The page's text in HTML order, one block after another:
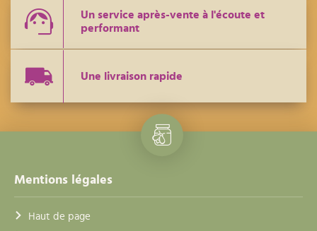
Un service après-vente à l'écoute et
performant
Une livraison rapide
Mentions légales
Haut de page